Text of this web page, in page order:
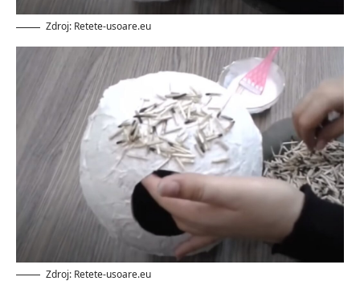
Zdroj: Retete-usoare.eu
Zdroj: Retete-usoare.eu